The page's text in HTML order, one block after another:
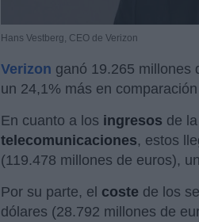
Hans Vestberg, CEO de Verizon
Verizon ganó 19.265 millones
un 24,1% más en
En cuanto a los ingresos de la
telecomunicaciones, estos
(119.478 millones de euros),
Por su parte, el coste de los
dólares (28.792 millones de